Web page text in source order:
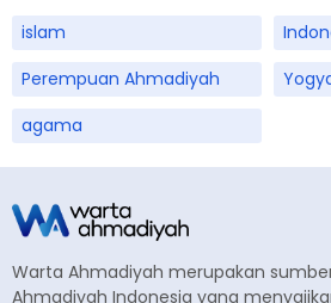
islam
Perempuan Ahmadiyah
agama
Warta Ahmadiyah merupakan
Ahmadiyah Indonesia yang